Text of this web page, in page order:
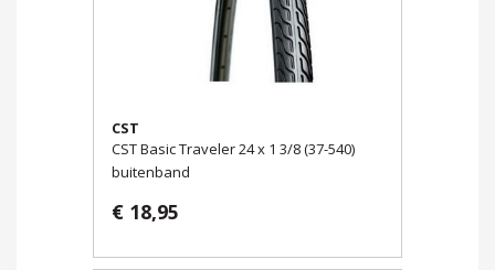
CST
CST Basic Traveler 24 x 1 3/8 (37-540)
buitenband
€ 18,95